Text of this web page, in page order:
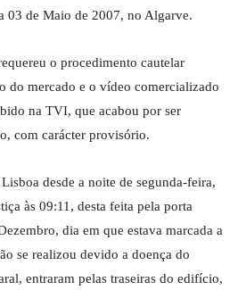
03 de Maio de 2007, no Algarve.
o procedimento cautelar
do mercado e o vídeo comercializado
na TVI, que acabou por ser
com carácter provisório.
desde a noite de segunda-feira,
às 09:11, desta feita pela porta
dia em que estava marcada a
se realizou devido a doença do
entraram pelas traseiras do edifício,